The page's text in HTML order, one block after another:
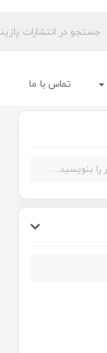
تماس با ما